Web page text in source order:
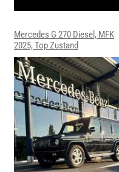
Mercedes G 270 Diesel, MFK
2025, Top Zustand